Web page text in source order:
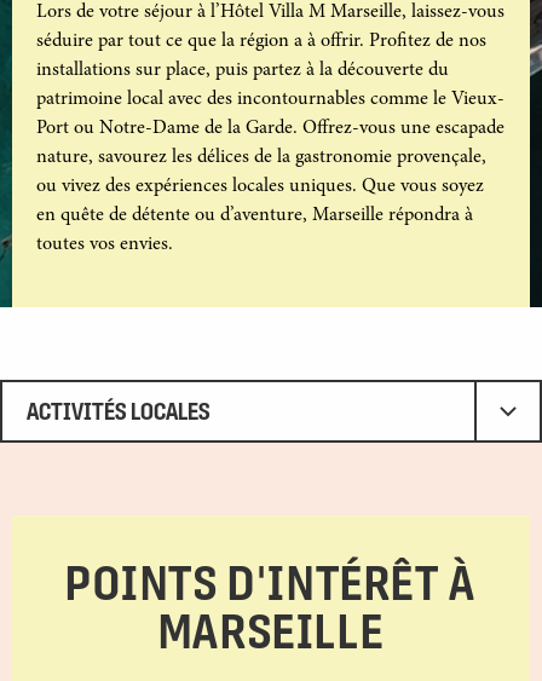
Lors de votre séjour à l’Hôtel Villa M Marseille, laissez-vous
séduire par tout ce que la région a à offrir. Profitez de nos
installations sur place, puis partez à la découverte du
patrimoine local avec des incontournables comme le Vieux-
Port ou Notre-Dame de la Garde. Offrez-vous une escapade
nature, savourez les délices de la gastronomie provençale,
ou vivez des expériences locales uniques. Que vous soyez
en quête de détente ou d’aventure, Marseille répondra à
toutes vos envies.
ACTIVITÉS LOCALES
POINTS D'INTÉRÊT À
MARSEILLE